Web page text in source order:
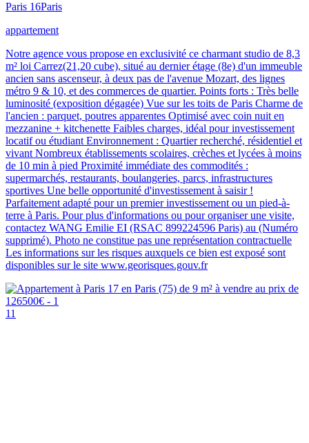
Paris 16Paris
appartement
Notre agence vous propose en exclusivité ce charmant studio de 8,3
m² loi Carrez(21,20 cube), situé au dernier étage (8e) d'un immeuble
ancien sans ascenseur, à deux pas de l'avenue Mozart, des lignes
métro 9 & 10, et des commerces de quartier. Points forts : Très belle
luminosité (exposition dégagée) Vue sur les toits de Paris Charme de
l'ancien : parquet, poutres apparentes Optimisé avec coin nuit en
mezzanine + kitchenette Faibles charges, idéal pour investissement
locatif ou étudiant Environnement : Quartier recherché, résidentiel et
vivant Nombreux établissements scolaires, crèches et lycées à moins
de 10 min à pied Proximité immédiate des commodités :
supermarchés, restaurants, boulangeries, parcs, infrastructures
sportives Une belle opportunité d'investissement à saisir !
Parfaitement adapté pour un premier investissement ou un pied-à-
terre à Paris. Pour plus d'informations ou pour organiser une visite,
contactez WANG Emilie EI (RSAC 899224596 Paris) au (Numéro
supprimé). Photo ne constitue pas une représentation contractuelle
Les informations sur les risques auxquels ce bien est exposé sont
disponibles sur le site www.georisques.gouv.fr
11